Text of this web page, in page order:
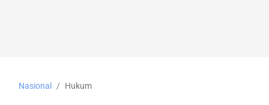
Nasional Hukum